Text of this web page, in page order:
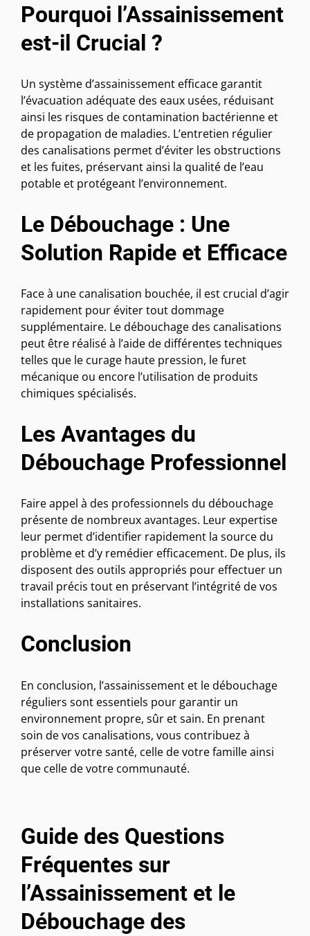
Pourquoi l’Assainissement
est-il Crucial ?
Un système d’assainissement efficace garantit
l’évacuation adéquate des eaux usées, réduisant
ainsi les risques de contamination bactérienne et
de propagation de maladies. L’entretien régulier
des canalisations permet d’éviter les obstructions
et les fuites, préservant ainsi la qualité de l’eau
potable et protégeant l’environnement.
Le Débouchage : Une
Solution Rapide et Efficace
Face à une canalisation bouchée, il est crucial d’agir
rapidement pour éviter tout dommage
supplémentaire. Le débouchage des canalisations
peut être réalisé à l’aide de différentes techniques
telles que le curage haute pression, le furet
mécanique ou encore l’utilisation de produits
chimiques spécialisés.
Les Avantages du
Débouchage Professionnel
Faire appel à des professionnels du débouchage
présente de nombreux avantages. Leur expertise
leur permet d’identifier rapidement la source du
problème et d’y remédier efficacement. De plus, ils
disposent des outils appropriés pour effectuer un
travail précis tout en préservant l’intégrité de vos
installations sanitaires.
Conclusion
En conclusion, l’assainissement et le débouchage
réguliers sont essentiels pour garantir un
environnement propre, sûr et sain. En prenant
soin de vos canalisations, vous contribuez à
préserver votre santé, celle de votre famille ainsi
que celle de votre communauté.
Guide des Questions
Fréquentes sur
l’Assainissement et le
Débouchage des